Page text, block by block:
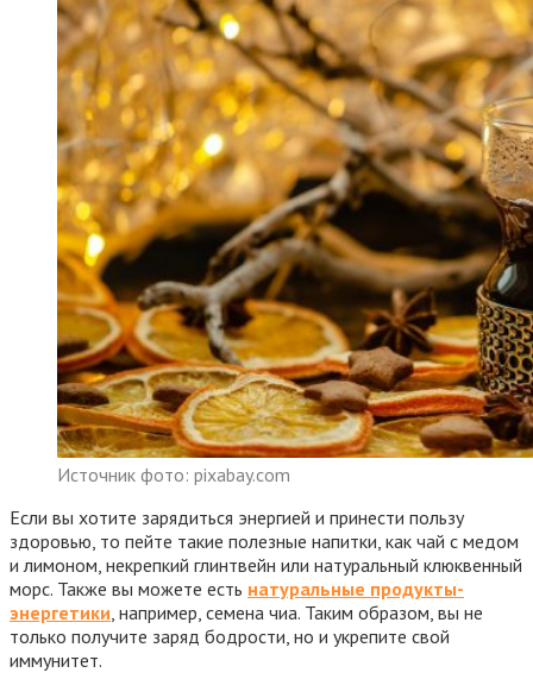
Источник фото: pixabay.com
Если вы хотите зарядиться энергией и принести пользу
здоровью, то пейте такие полезные напитки, как чай с медом
и лимоном, некрепкий глинтвейн или натуральный клюквенный
морс. Также вы можете есть натуральные продукты-
энергетики, например, семена чиа. Таким образом, вы не
только получите заряд бодрости, но и укрепите свой
иммунитет.